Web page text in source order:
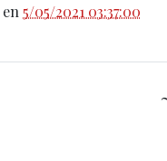
en 5/05/2021 03:37:00